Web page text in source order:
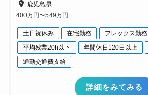
鹿児島県
400万円〜549万円
土日祝休み 在宅勤務
フレックス勤務
平均残業20h以下
年間休日120日以上
通勤交通費支給
詳細をみてみる